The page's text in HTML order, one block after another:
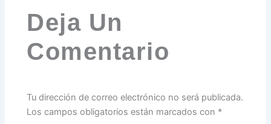
Deja Un
Comentario
Tu dirección de correo electrónico no será publicada.
Los campos obligatorios están marcados con *